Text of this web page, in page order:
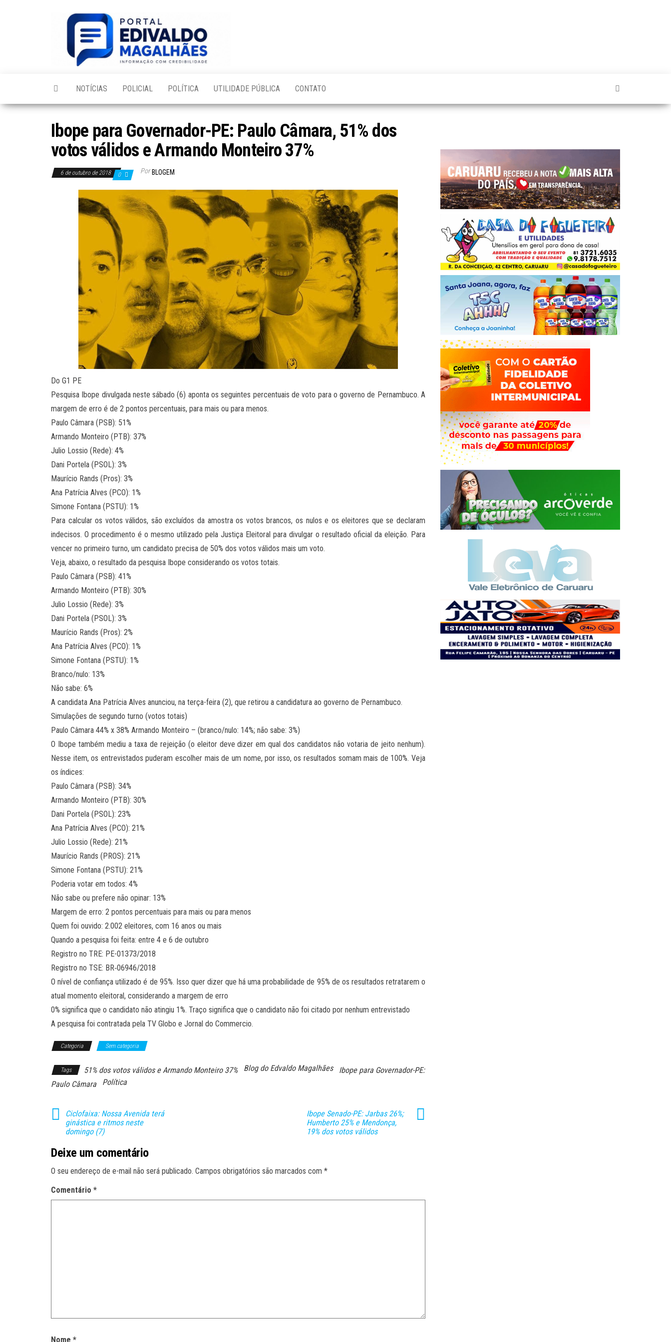
NOTÍCIAS POLICIAL POLÍTICA UTILIDADE PÚBLICA CONTATO
Ibope para Governador-PE: Paulo Câmara, 51% dos
votos válidos e Armando Monteiro 37%
6 de outubro de 2018 0 Por BLOGEM
Do G1 PE
Pesquisa Ibope divulgada neste sábado (6) aponta os seguintes percentuais de voto para o governo de Pernambuco. A
margem de erro é de 2 pontos percentuais, para mais ou para menos.
Paulo Câmara (PSB): 51%
Armando Monteiro (PTB): 37%
Julio Lossio (Rede): 4%
Dani Portela (PSOL): 3%
Maurício Rands (Pros): 3%
Ana Patrícia Alves (PCO): 1%
Simone Fontana (PSTU): 1%
Para calcular os votos válidos, são excluídos da amostra os votos brancos, os nulos e os eleitores que se declaram
indecisos. O procedimento é o mesmo utilizado pela Justiça Eleitoral para divulgar o resultado oficial da eleição. Para
vencer no primeiro turno, um candidato precisa de 50% dos votos válidos mais um voto.
Veja, abaixo, o resultado da pesquisa Ibope considerando os votos totais.
Paulo Câmara (PSB): 41%
Armando Monteiro (PTB): 30%
Julio Lossio (Rede): 3%
Dani Portela (PSOL): 3%
Maurício Rands (Pros): 2%
Ana Patrícia Alves (PCO): 1%
Simone Fontana (PSTU): 1%
Branco/nulo: 13%
Não sabe: 6%
A candidata Ana Patrícia Alves anunciou, na terça-feira (2), que retirou a candidatura ao governo de Pernambuco.
Simulações de segundo turno (votos totais)
Paulo Câmara 44% x 38% Armando Monteiro – (branco/nulo: 14%; não sabe: 3%)
O Ibope também mediu a taxa de rejeição (o eleitor deve dizer em qual dos candidatos não votaria de jeito nenhum).
Nesse item, os entrevistados puderam escolher mais de um nome, por isso, os resultados somam mais de 100%. Veja
os índices:
Paulo Câmara (PSB): 34%
Armando Monteiro (PTB): 30%
Dani Portela (PSOL): 23%
Ana Patrícia Alves (PCO): 21%
Julio Lossio (Rede): 21%
Maurício Rands (PROS): 21%
Simone Fontana (PSTU): 21%
Poderia votar em todos: 4%
Não sabe ou prefere não opinar: 13%
Margem de erro: 2 pontos percentuais para mais ou para menos
Quem foi ouvido: 2.002 eleitores, com 16 anos ou mais
Quando a pesquisa foi feita: entre 4 e 6 de outubro
Registro no TRE: PE-01373/2018
Registro no TSE: BR‐06946/2018
O nível de confiança utilizado é de 95%. Isso quer dizer que há uma probabilidade de 95% de os resultados retratarem o
atual momento eleitoral, considerando a margem de erro
0% significa que o candidato não atingiu 1%. Traço significa que o candidato não foi citado por nenhum entrevistado
A pesquisa foi contratada pela TV Globo e Jornal do Commercio.
Categoria Sem categoria
Tags 51% dos votos válidos e Armando Monteiro 37% Blog do Edvaldo Magalhães
Ibope para Governador-PE:
Paulo Câmara
Política
Ciclofaixa: Nossa Avenida terá
ginástica e ritmos neste
domingo (7)
Ibope Senado-PE: Jarbas 26%;
Humberto 25% e Mendonça,
19% dos votos válidos
Deixe um comentário
O seu endereço de e-mail não será publicado. Campos obrigatórios são marcados com *
Comentário *
Nome *